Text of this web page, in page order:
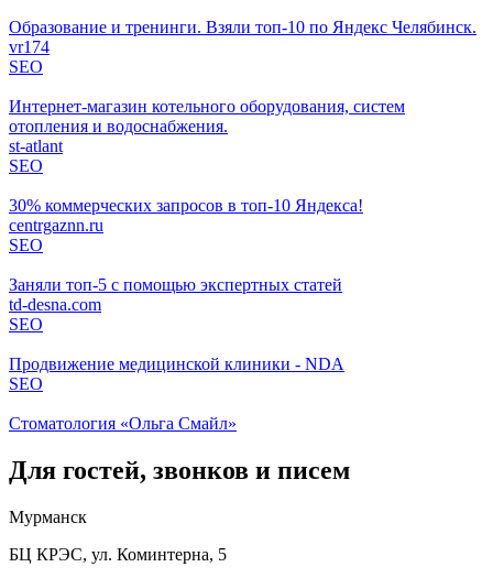
Образование и тренинги. Взяли топ-10 по Яндекс Челябинск.
vr174
SEO
Интернет-магазин котельного оборудования, систем
отопления и водоснабжения.
st-atlant
SEO
30% коммерческих запросов в топ-10 Яндекса!
centrgaznn.ru
SEO
Заняли топ-5 с помощью экспертных статей
td-desna.com
SEO
Продвижение медицинской клиники - NDA
SEO
Стоматология «Ольга Смайл»
Для гостей, звонков и писем
Мурманск
БЦ КРЭС, ул. Коминтерна, 5